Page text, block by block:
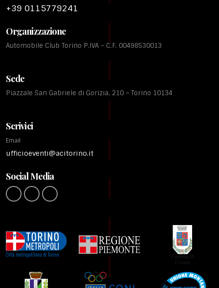
+39 0115779241
Organizzazione
Automobile Club Torino P.IVA – C.F. 00498530013
Sede
Piazzale San Gabriele di Gorizia, 210 – Torino 10134
Scrivici
Email
ufficioeventi@acitorino.it
Social Media